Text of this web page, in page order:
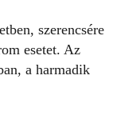
szerencsére
esetet. Az
a harmadik